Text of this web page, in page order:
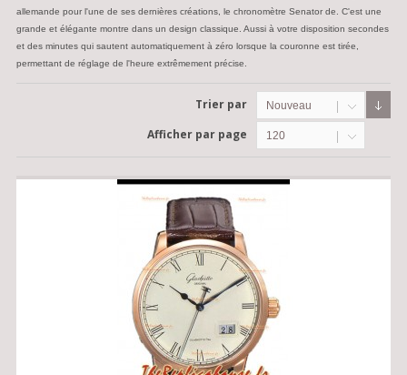
allemande pour l'une de ses dernières créations, le chronomètre Senator de. C'est une
grande et élégante montre dans un design classique. Aussi à votre disposition secondes
et des minutes qui sautent automatiquement à zéro lorsque la couronne est tirée,
permettant de réglage de l'heure extrêmement précise.
Trier par Nouveau
Afficher par page 120